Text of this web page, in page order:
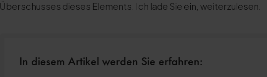
Überschusses dieses Elements. Ich lade Sie ein, weiterzulesen.
In diesem Artikel werden Sie erfahren: